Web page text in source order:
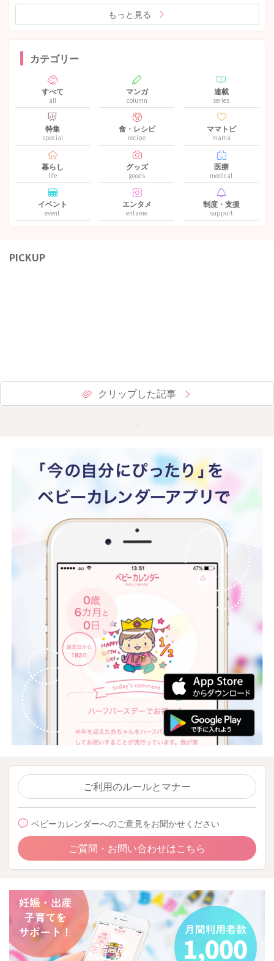
もっと見る
カテゴリー
すべて
all
マンガ
column
連載
series
特集
special
食・レシピ
recipe
ママトピ
mama
暮らし
life
グッズ
goods
医療
medical
イベント
event
エンタメ
entame
制度・支援
support
PICKUP
クリップした記事
ご利用のルールとマナー
ベビーカレンダーへのご意見をお聞かせください
ご質問・お問い合わせはこちら